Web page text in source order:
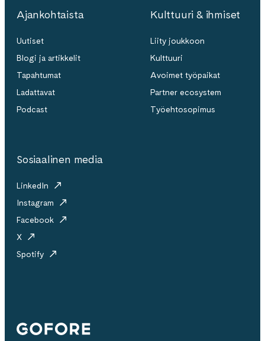
Ajankohtaista
Uutiset
Blogi ja artikkelit
Tapahtumat
Ladattavat
Podcast
Kulttuuri & ihmiset
Liity joukkoon
Kulttuuri
Avoimet työpaikat
Partner ecosystem
Työehtosopimus
Sosiaalinen media
LinkedIn
Instagram
Facebook
X
Spotify
Gofore